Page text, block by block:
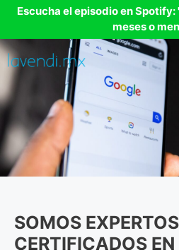
Saltar
contenido
Escucha el episodio en
meses o
SOMOS EXPERTOS
CERTIFICADOS